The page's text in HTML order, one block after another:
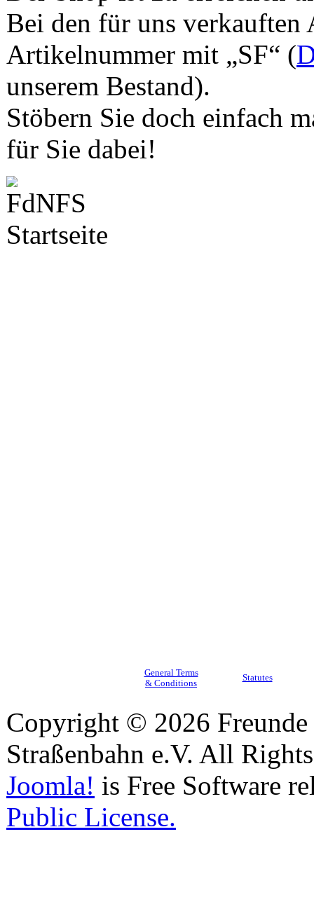
Bei den für uns
Artikelnummer mit „SF“ (
unserem Bestand).
Stöbern Sie doch einfach
für Sie dabei!
General Terms
& Conditions
Statutes
Copyright © 2026
Straßenbahn e.V. All
Joomla! is Free Software
Public License.